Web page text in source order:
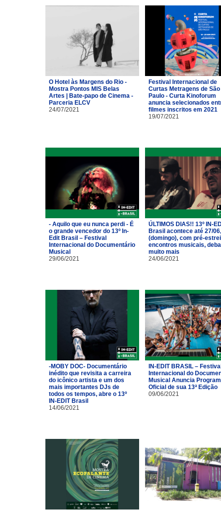
O Hotel às Margens do Rio -
Mostra Pontos MIS Belas
Artes | Bate-papo de Cinema -
Parceria ELCV
24/07/2021
Festival Internacional de
Curtas Metragens de São
Paulo - Curta Kinoforum
anuncia selecionados
filmes inscritos em 2021
19/07/2021
- Aquilo que eu nunca perdi - É
o grande vencedor do 13º In-
Edit Brasil – Festival
Internacional do Documentário
Musical
29/06/2021
ÚLTIMOS DIAS!! 13º IN-
Brasil acontece até 27/06,
(domingo), com pré-
encontros musicais,
muito mais
24/06/2021
-MOBY DOC- Documentário
inédito que revisita a carreira
do icônico artista e um dos
mais importantes DJs de
todos os tempos, abre o 13º
IN-EDIT Brasil
14/06/2021
IN-EDIT BRASIL –
Internacional do
Musical Anuncia
Oficial de sua 13ª Edição
09/06/2021